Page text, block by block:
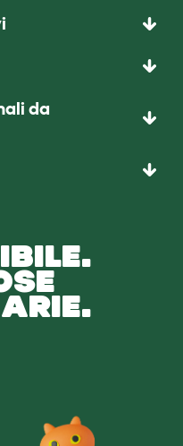
da